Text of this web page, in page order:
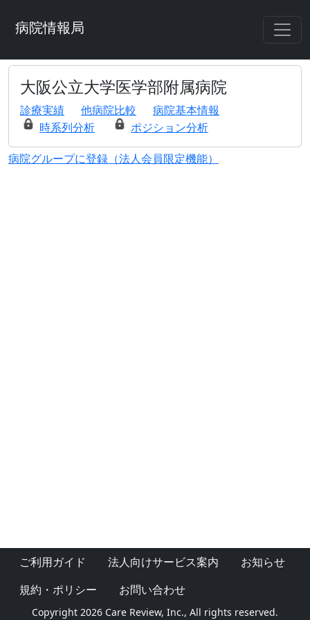
病院情報局
大阪公立大学医学部附属病院
診療実績 他病院比較
病院基本情報
時系列分析
ポジション分析
病院グループに登録（法人会員限定機能）
ご利用ガイド 法人向けサービス案内
お知らせ
規約・ポリシー
お問い合わせ
Copyright 2026 Care Review, Inc., All rights reserved.